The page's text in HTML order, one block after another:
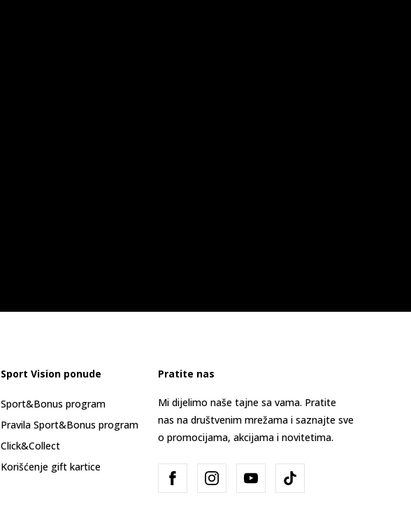
Sport Vision ponude
Sport&Bonus program
Pravila Sport&Bonus program
Click&Collect
Korišćenje gift kartice
Pratite nas
Mi dijelimo naše tajne sa vama. Pratite
nas na društvenim mrežama i saznajte sve
o promocijama, akcijama i novitetima.